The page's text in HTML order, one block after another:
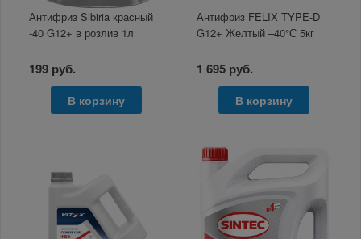
Антифриз Sibiria красный
-40 G12+ в розлив 1л
199 руб.
В корзину
Антифриз FELIX TYPE-D
G12+ Желтый –40°С 5кг
1 695 руб.
В корзину